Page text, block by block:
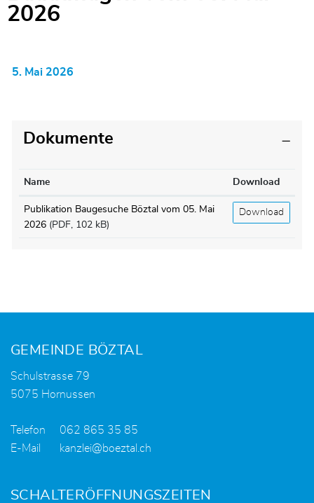
2026
5. Mai 2026
Zugehörige Objekte
Dokumente
Name Download
Publikation Baugesuche Böztal vom 05. Mai
2026 (PDF, 102 kB)
Download
Fusszeile
GEMEINDE BÖZTAL
Schulstrasse 79
5075 Hornussen
Telefon
062 865 35 85
E-Mail
kanzlei@boeztal.ch
SCHALTERÖFFNUNGSZEITEN